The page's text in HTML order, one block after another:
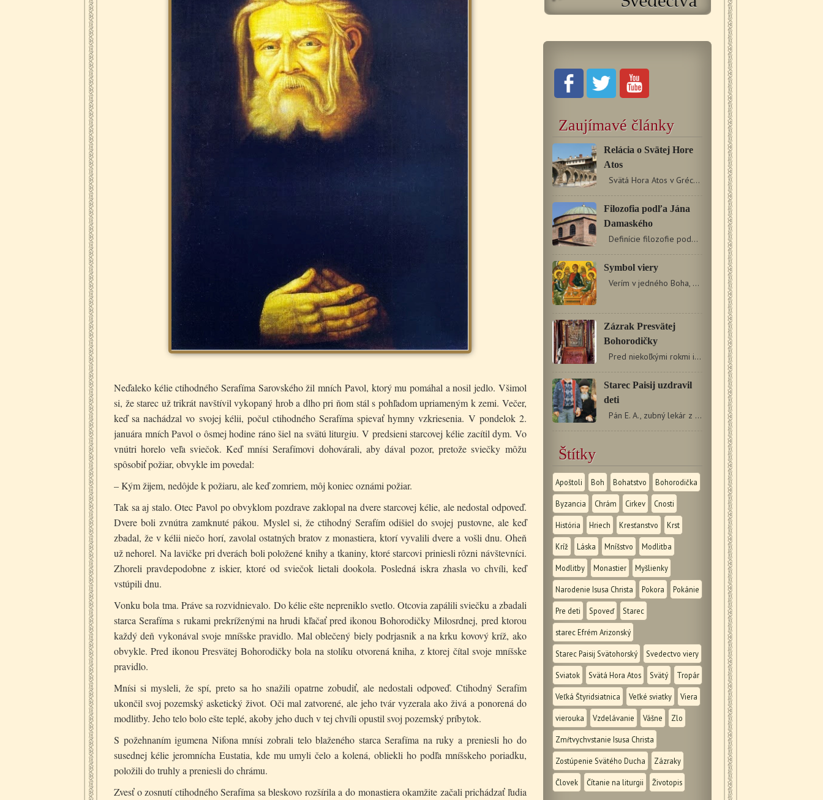
Neďaleko kélie ctihodného Serafíma Sarovského žil mních Pavol, ktorý mu pomáhal a nosil jedlo. Všimol
si, že starec už trikrát navštívil vykopaný hrob a dlho pri ňom stál s pohľadom upriameným k zemi. Večer,
keď sa nachádzal vo svojej kélii, počul ctihodného Serafíma spievať hymny vzkriesenia. V pondelok 2.
januára mních Pavol o ôsmej hodine ráno šiel na svätú liturgiu. V predsieni starcovej kélie zacítil dym. Vo
vnútri horelo veľa sviečok. Keď mnísi Serafímovi dohovárali, aby dával pozor, pretože sviečky môžu
spôsobiť požiar, obvykle im povedal:
– Kým žijem, nedôjde k požiaru, ale keď zomriem, môj koniec oznámi požiar.
Tak sa aj stalo. Otec Pavol po obvyklom pozdrave zaklopal na dvere starcovej kélie, ale nedostal odpoveď.
Dvere boli zvnútra zamknuté pákou. Myslel si, že ctihodný Serafím odišiel do svojej pustovne, ale keď
zbadal, že v kélii niečo horí, zavolal ostatných bratov z monastiera, ktorí vyvalili dvere a vošli dnu. Oheň
už nehorel. Na lavičke pri dverách boli položené knihy a tkaniny, ktoré starcovi priniesli rôzni návštevníci.
Zhoreli pravdepodobne z iskier, ktoré od sviečok lietali dookola. Posledná iskra zhasla vo chvíli, keď
vstúpili dnu.
Vonku bola tma. Práve sa rozvidnievalo. Do kélie ešte nepreniklo svetlo. Otcovia zapálili sviečku a zbadali
starca Serafíma s rukami prekríženými na hrudi kľačať pred ikonou Bohorodičky Milosrdnej, pred ktorou
každý deň vykonával svoje mníšske pravidlo. Mal oblečený biely podrjasnik a na krku kovový kríž, ako
obvykle. Pred ikonou Presvätej Bohorodičky bola na stolíku otvorená kniha, z ktorej čítal svoje mníšske
pravidlo.
Mnísi si mysleli, že spí, preto sa ho snažili opatrne zobudiť, ale nedostali odpoveď. Ctihodný Serafím
ukončil svoj pozemský asketický život. Oči mal zatvorené, ale jeho tvár vyzerala ako živá a ponorená do
modlitby. Jeho telo bolo ešte teplé, akoby jeho duch v tej chvíli opustil svoj pozemský príbytok.
S požehnaním igumena Nifona mnísi zobrali telo blaženého starca Serafíma na ruky a preniesli ho do
susednej kélie jeromnícha Eustatia, kde mu umyli čelo a kolená, obliekli ho podľa mníšskeho poriadku,
položili do truhly a preniesli do chrámu.
Zvesť o zosnutí ctihodného Serafíma sa bleskovo rozšírila a do monastiera okamžite začali prichádzať ľudia
Zaujímavé články
Relácia o Svätej Hore
Atos
Svätá Hora Atos v Grécku je významným mníšskym…
Filozofia podľa Jána
Damaského
Definície filozofie podobné tej, ktorú formuloval…
Symbol viery
Verím v jedného Boha, Otca Vševládcu, Stvoriteľa…
Zázrak Presvätej
Bohorodičky
Pred niekoľkými rokmi istej žene v Grécku zomrela…
Starec Paisij uzdravil
deti
Pán E. A., zubný lekár z Tessaloník, rozprával…
Štítky
Apoštoli Boh Bohatstvo Bohorodička
Byzancia Chrám Cirkev Cnosti
História Hriech Kresťanstvo Krst
Kríž Láska Mníšstvo Modlitba
Modlitby Monastier Myšlienky
Narodenie Isusa Christa Pokora Pokánie
Pre deti Spoveď Starec
starec Efrém Arizonský
Starec Paisij Svätohorský Svedectvo viery
Sviatok Svätá Hora Atos Svätý Tropár
Veľká Štyridsiatnica Veľké sviatky Viera
vierouka Vzdelávanie Vášne Zlo
Zmŕtvychvstanie Isusa Christa
Zostúpenie Svätého Ducha Zázraky
Človek Čítanie na liturgii Životopis